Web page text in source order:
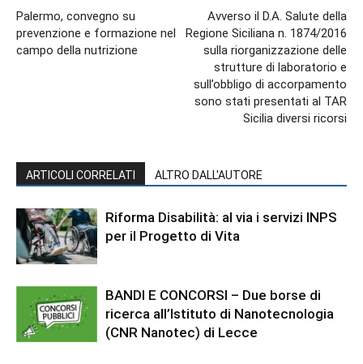
Palermo, convegno su
prevenzione e formazione nel
campo della nutrizione
Avverso il D.A. Salute della
Regione Siciliana n. 1874/2016
sulla riorganizzazione delle
strutture di laboratorio e
sull’obbligo di accorpamento
sono stati presentati al TAR
Sicilia diversi ricorsi
ARTICOLI CORRELATI ALTRO DALL'AUTORE
Riforma Disabilità: al via i servizi INPS
per il Progetto di Vita
BANDI E CONCORSI – Due borse di
ricerca all’Istituto di Nanotecnologia
(CNR Nanotec) di Lecce